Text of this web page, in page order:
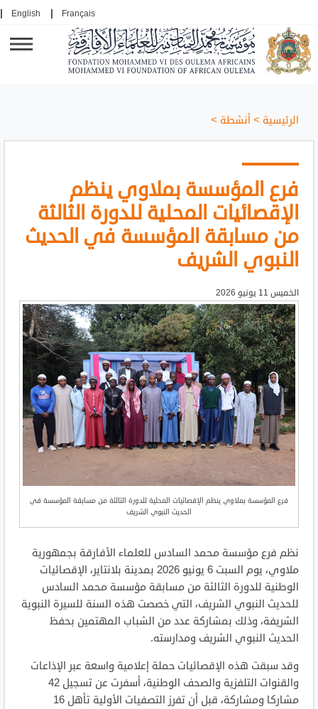
Français
English
الرئيسية >أنشطة >
فرع المؤسسة بملاوي ينظم
الإقصائيات المحلية للدورة الثالثة
من مسابقة المؤسسة في الحديث
النبوي الشريف
الخميس 11 يونيو 2026
فرع المؤسسة بملاوي ينظم الإقصائيات المحلية للدورة الثالثة من مسابقة المؤسسة في
الحديث النبوي الشريف
نظم فرع مؤسسة محمد السادس للعلماء الأفارقة بجمهورية
ملاوي، يوم السبت 6 يونيو 2026 بمدينة بلانتاير، الإقصائيات
الوطنية للدورة الثالثة من مسابقة مؤسسة محمد السادس
للحديث النبوي الشريف، التي خصصت هذه السنة للسيرة النبوية
الشريفة، وذلك بمشاركة عدد من الشباب المهتمين بحفظ
الحديث النبوي الشريف ومدارسته.
وقد سبقت هذه الإقصائيات حملة إعلامية واسعة عبر الإذاعات
والقنوات التلفزية والصحف الوطنية، أسفرت عن تسجيل 42
مشاركا ومشاركة، قبل أن تفرز التصفيات الأولية تأهل 16